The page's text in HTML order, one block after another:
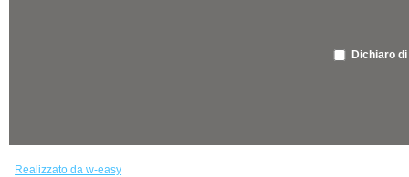
Dichiaro
Realizzato da w-easy